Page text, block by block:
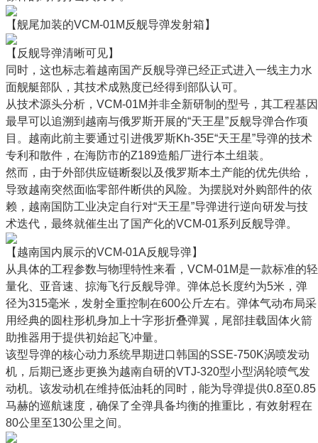
【舰尾加装的VCM-01M反舰导弹发射箱】
【反舰导弹清晰可见】
同时，这也标志着越南国产反舰导弹已经正式进入一线主力水
面舰艇部队，其技术成熟度已经得到部队认可。
从技术源头分析，VCM-01M并非全新研制的型号，其工程基因
最早可以追溯到越南与俄罗斯开展的“天王星”反舰导弹合作项
目。越南此前主要通过引进俄罗斯Kh-35E“天王星”导弹的技术
专利和散件，在海防市的Z189造船厂进行本土组装。
然而，由于外部供应链断裂以及俄罗斯本土产能的优先供给，
导致越南突然面临零部件断供的风险。为摆脱对外购部件的依
赖，越南国防工业决定自行对“天王星”导弹进行逆向研发与技
术迭代，最终就催生出了国产化的VCM-01系列反舰导弹。
【越南国内展示的VCM-01A反舰导弹】
从具体的工程参数与物理特性来看，VCM-01M是一款标准的轻
量化、亚音速、掠海飞行反舰导弹。弹体总长度约为5米，弹
径为315毫米，发射全重控制在600公斤左右。弹体气动布局采
用经典的圆柱形机身加上十字形折叠弹翼，尾部挂载固体火箭
助推器用于提供初始起飞冲量。
该型导弹的核心动力系统早期进口韩国的SSE-750K涡喷发动
机，后期已逐步更换为越南自研的VTJ-320型小型涡轮喷气发
动机。该发动机在维持低油耗的同时，能为导弹提供0.8至0.85
马赫的巡航速度，确保了全弹具备均衡的推重比，有效射程在
80公里至130公里之间。